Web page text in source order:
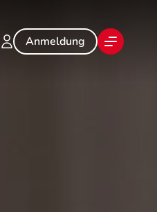
Anmeldung